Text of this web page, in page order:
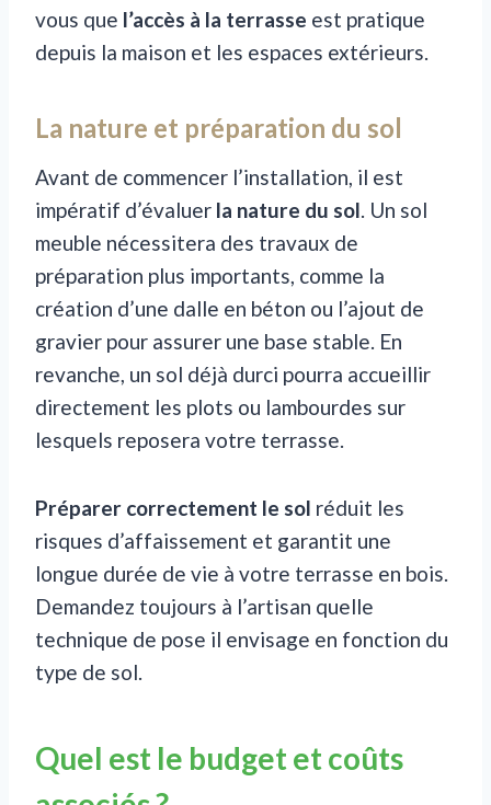
vous que l’accès à la terrasse est pratique
depuis la maison et les espaces extérieurs.
La nature et préparation du sol
Avant de commencer l’installation, il est
impératif d’évaluer la nature du sol. Un sol
meuble nécessitera des travaux de
préparation plus importants, comme la
création d’une dalle en béton ou l’ajout de
gravier pour assurer une base stable. En
revanche, un sol déjà durci pourra accueillir
directement les plots ou lambourdes sur
lesquels reposera votre terrasse.
Préparer correctement le sol réduit les
risques d’affaissement et garantit une
longue durée de vie à votre terrasse en bois.
Demandez toujours à l’artisan quelle
technique de pose il envisage en fonction du
type de sol.
Quel est le budget et coûts